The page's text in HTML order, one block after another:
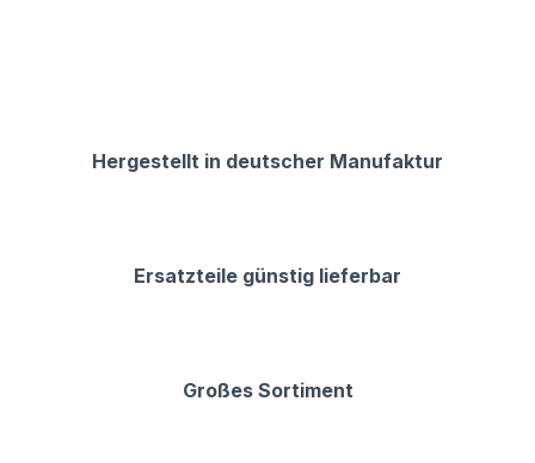
Hergestellt in deutscher Manufaktur
Ersatzteile günstig lieferbar
Großes Sortiment